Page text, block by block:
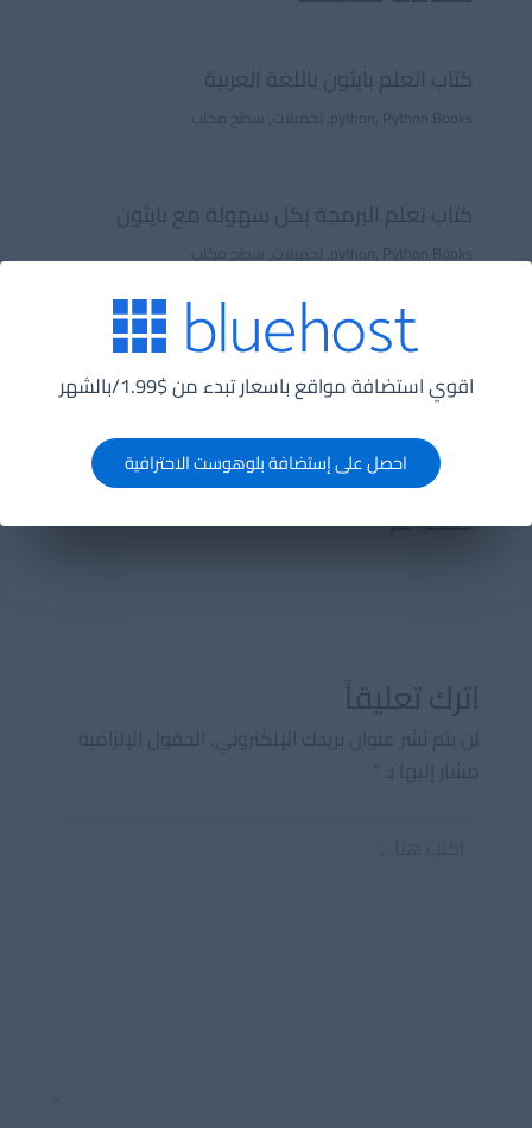
اقوي استضافة مواقع باسعار تبدء من $1.99/بالشهر
احصل على إستضافة بلوهوست الاحترافية
كتاب اتعلم بايثون باللغة العربية
python Python Books تحميلات سطح مكتب
كتاب تعلم البرمجة بكل سهولة مع بايثون
python Python Books تحميلات سطح مكتب
كتاب اساسيات تعلم قواعد البيانات باللغة العربية
تحميلات,قواعد بيانات,كتب قواعد بيانات
مقدمة عن الربوت او الانسان الآلى
تحميلات,عام
اترك تعليقاً